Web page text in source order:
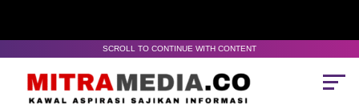
SCROLL TO CONTINUE WITH CONTENT